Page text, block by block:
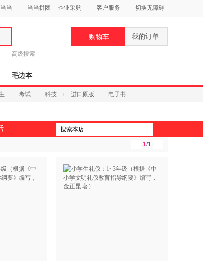
当 当当拼团 企业采购 客户服务 切换无障碍
高级搜索
购物车 我的订单
毛边本
考试 科技 进口原版 电子书
1/1